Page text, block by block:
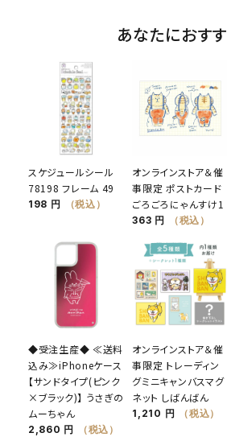
あなたにおす
スケジュールシール
78198 フレーム 49
198 円 （税込）
オンラインストア＆催
事限定 ポストカード
ごろごろにゃんすけ1
363 円 （税込）
◆受注生産◆ ≪送料
込み≫iPhoneケース
【サンドタイプ(ピンク
×ブラック)】 うさぎの
ムーちゃん
2,860 円 （税込）
オンラインストア＆催
事限定 トレーディン
グミニキャンバスマグ
ネット しばんばん
1,210 円 （税込）